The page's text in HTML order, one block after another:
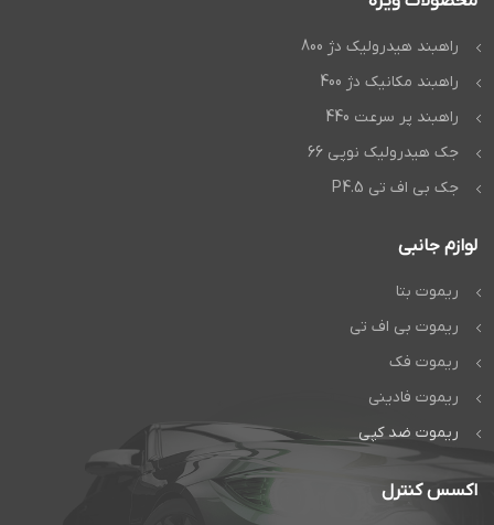
راهبند هیدرولیک دژ 800
راهبند مکانیک دژ 400
راهبند پر سرعت 440
جک هیدرولیک نوپی 66
جک بی اف تی P4.5
لوازم جانبی
ریموت بتا
ریموت بی اف تی
ریموت فک
ریموت فادینی
ریموت ضد کپی
اکسس کنترل